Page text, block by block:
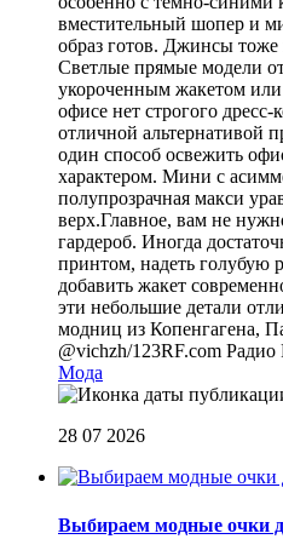
вместительный шопер и
образ готов. Джинсы тоже
Светлые прямые модели
укороченным жакетом
офисе нет строгого дресс-
отличной
один способ освежить
характером. Мини с
полупрозрачная макси
верх.Главное, вам не
гардероб. Иногда
принтом, надеть голубую
добавить жакет
эти небольшие детали
модниц из Копенгагена,
@vichzh/123RF.com Радио
Мода
28 07 2026
Выбираем модные очки